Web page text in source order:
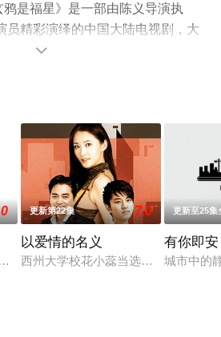
是福星》是一部由陈义导演执
员精彩演绎的中国大陆电视剧，大
集），超前点播免费观看高清无删
剧情网等平台了解。

、爱情，和游戏的80、90后们的故事
更新第22集 7.0
以爱情的名义
西州大学校花小蕊当选校园经典话剧
更新至25集
有你即安
城市中的